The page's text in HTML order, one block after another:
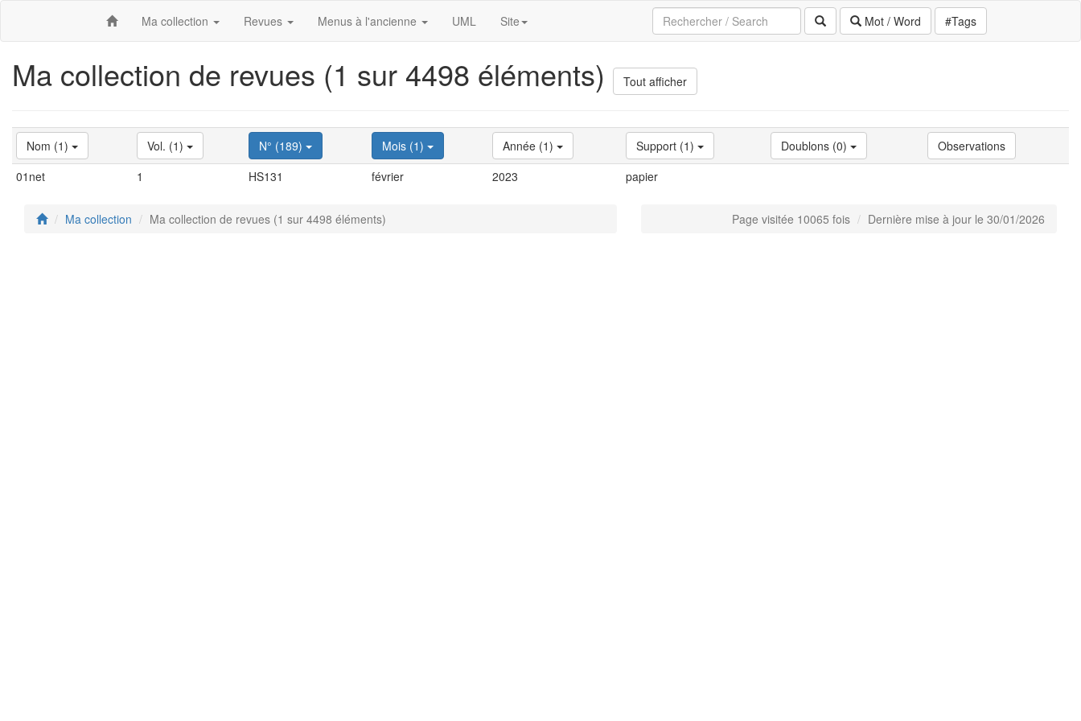
Ma collection Revues Menus à l'ancienne UML Site Mot / Word #Tags
Ma collection de revues (1 sur 4498 éléments) Tout afficher
Nom (1) Vol. (1) N° (189) Mois (1) Année (1) Support (1) Doublons (0)
Observations
01net
1 HS131 février 2023 papier
Ma collection Ma collection de revues (1 sur 4498 éléments) Page visitée 10065 fois Dernière mise à jour le 30/01/2026